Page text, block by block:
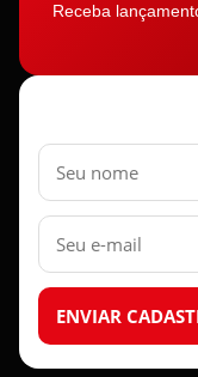
Receba
Nome
E-
mail
ENVIAR